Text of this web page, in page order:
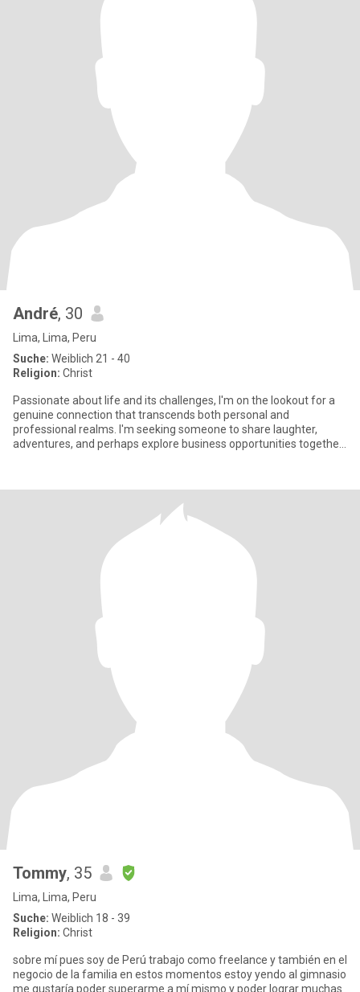
André, 30
Lima, Lima, Peru
Suche: Weiblich 21 - 40
Religion: Christ
Passionate about life and its challenges, I'm on the lookout for a
genuine connection that transcends both personal and
professional realms. I'm seeking someone to share laughter,
adventures, and perhaps explore business opportunities together.
Tommy, 35
Lima, Lima, Peru
Suche: Weiblich 18 - 39
Religion: Christ
sobre mí pues soy de Perú trabajo como freelance y también en el
negocio de la familia en estos momentos estoy yendo al gimnasio
me gustaría poder superarme a mí mismo y poder lograr muchas